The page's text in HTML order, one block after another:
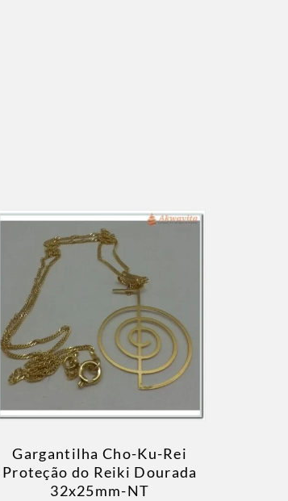
Gargantilha Cho-Ku-Rei
Proteção do Reiki Dourada
32x25mm-NT